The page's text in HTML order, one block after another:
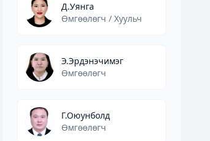
Д.Уянга
Өмгөөлөгч / Хуульч
Э.Эрдэнэчимэг
Өмгөөлөгч
Г.Оюунболд
Өмгөөлөгч